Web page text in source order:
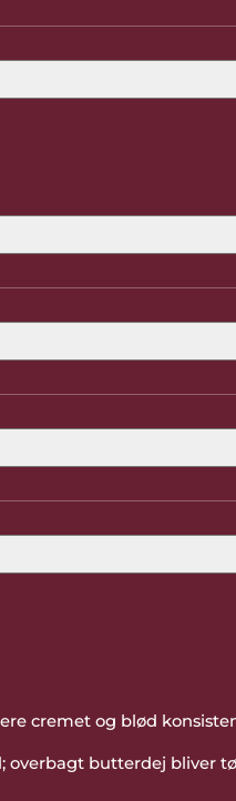
cremet og blød
overbagt butterdej bliver